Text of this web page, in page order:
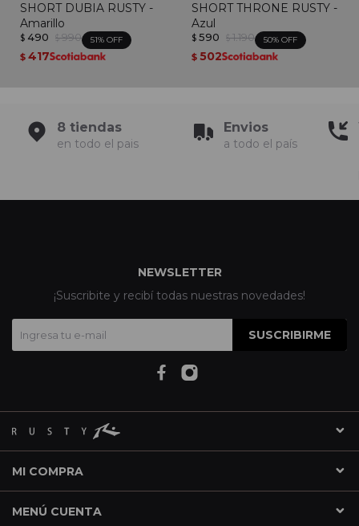
SHORT DUBIA RUSTY -
Amarillo
$ 490 $ 990 51
$ 417
SHORT THRONE RUSTY -
Azul
$ 590 $ 1.190 50
$ 502
8 tiendas
en todo el pais
Envios
a todo el país
MI COMPRA
MENÚ CUENTA
NEWSLETTER
¡Suscribite y recibí todas nuestras novedades!
SUSCRIBIRME